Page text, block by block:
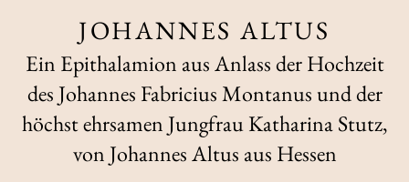
JOHANNES ALTUS
Ein Epithalamion aus Anlass der Hochzeit
des Johannes Fabricius Montanus und der
höchst ehrsamen Jungfrau Katharina Stutz,
von Johannes Altus aus Hessen